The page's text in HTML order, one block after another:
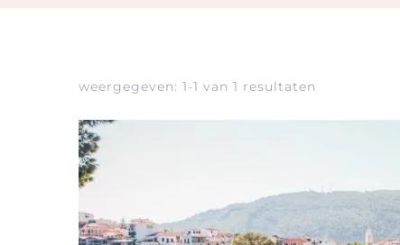
weergegeven: 1-1 van 1 resultaten